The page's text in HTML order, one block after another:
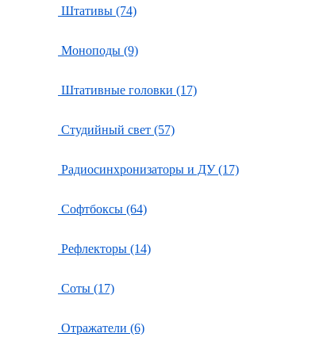
Штативы (74)
Моноподы (9)
Штативные головки (17)
Студийный свет (57)
Радиосинхронизаторы и ДУ (17)
Софтбоксы (64)
Рефлекторы (14)
Соты (17)
Отражатели (6)